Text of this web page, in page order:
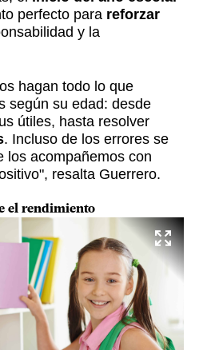
perfecto para reforzar
y la
hagan todo lo que
según su edad: desde
útiles, hasta resolver
. Incluso de los errores se
los acompañemos con
resalta Guerrero.
el rendimiento